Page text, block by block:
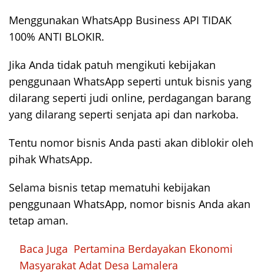
Menggunakan WhatsApp Business API TIDAK
100% ANTI BLOKIR.
Jika Anda tidak patuh mengikuti kebijakan
penggunaan WhatsApp seperti untuk bisnis yang
dilarang seperti judi online, perdagangan barang
yang dilarang seperti senjata api dan narkoba.
Tentu nomor bisnis Anda pasti akan diblokir oleh
pihak WhatsApp.
Selama bisnis tetap mematuhi kebijakan
penggunaan WhatsApp, nomor bisnis Anda akan
tetap aman.
Baca Juga Pertamina Berdayakan Ekonomi
Masyarakat Adat Desa Lamalera